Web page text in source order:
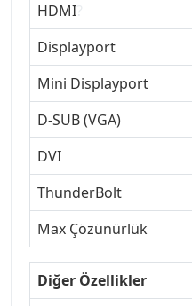
HDMI
Displayport
Mini Displayport
D-SUB (VGA)
DVI
ThunderBolt
Max Çözünürlük
Diğer Özellikler